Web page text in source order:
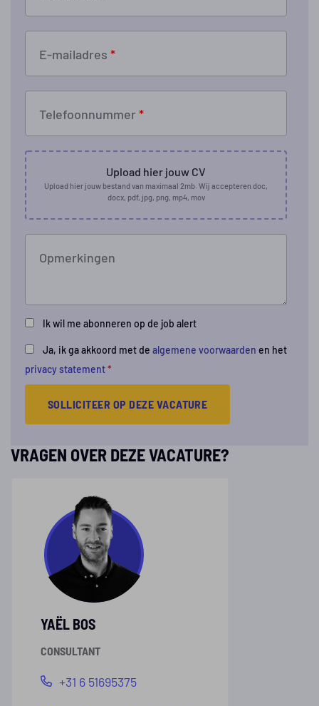
E-mailadres *
Telefoonnummer*
Upload hier jouw CV
Upload hier jouw bestand van maximaal 2mb. Wij accepteren doc,
docx, pdf, jpg, png, mp4, mov
Opmerkingen
Ik wil me abonneren op de job alert
Ja, ik ga akkoord met de algemene voorwaarden en het
privacy statement*
SOLLICITEER OP DEZE VACATURE
VRAGEN OVER DEZE VACATURE?
YAËL BOS
CONSULTANT
+31 6 51695375